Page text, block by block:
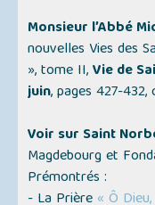
Monsieur l’Abbé
nouvelles Vies des
», tome II,Vie de
juin, pages 427-432,
Voir sur Saint
Magdebourg et
Prémontrés :